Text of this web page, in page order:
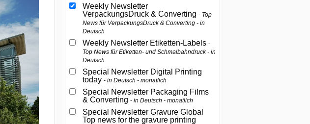
Weekly Newsletter
VerpackungsDruck & Converting Top
News für VerpackungsDruck & Converting - in
Deutsch
Weekly Newsletter Etiketten-Labels
Top News für Etiketten- und Schmalbahndruck - in
Deutsch
Special Newsletter Digital Printing
today in Deutsch - monatlich
Special Newsletter Packaging Films
& Converting in Deutsch - monatlich
Special Newsletter Gravure Global
Top news for the gravure printing